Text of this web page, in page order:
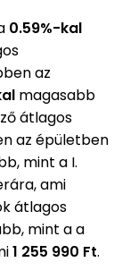
0.59%-kal
az
magasabb
átlagos
az épületben
mint a I.
ami
átlagos
mint a a
1 255 990 Ft.